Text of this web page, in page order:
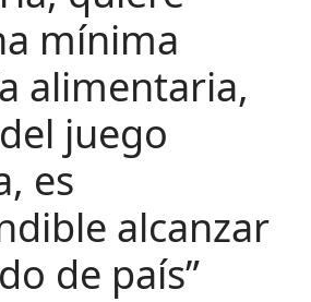
mínima
alimentaria,
juego
es
alcanzar
de país”